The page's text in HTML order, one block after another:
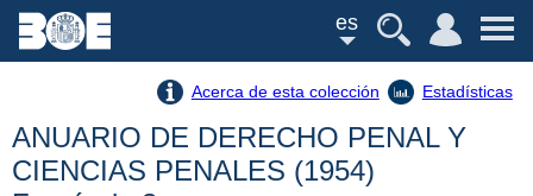
es
Acerca de esta colección Estadísticas
ANUARIO DE DERECHO PENAL Y
CIENCIAS PENALES (1954)